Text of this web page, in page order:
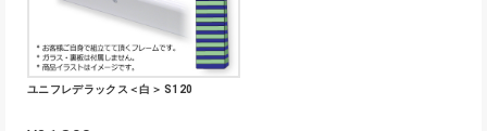
ユニフレデラックス＜白＞ S120